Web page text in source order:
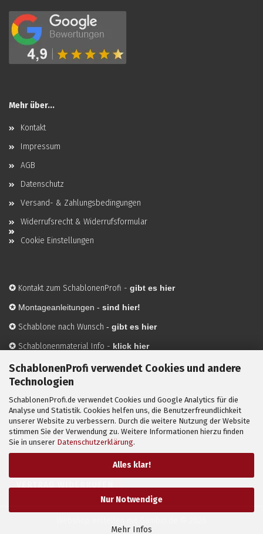
SchablonenProfi verwendet Cookies und andere
Technologien
SchablonenProfi.de verwendet Cookies und Google Analytics für die
Analyse und Statistik. Cookies helfen uns, die Benutzerfreundlichkeit
unserer Website zu verbessern. Durch die weitere Nutzung der Website
stimmen Sie der Verwendung zu. Weitere Informationen hierzu finden
Sie in unserer Datenschutzerklärung.
Alles klar!
Nur Notwendige
Mehr Infos
Mehr über...
Kontakt
Impressum
AGB
Datenschutz
Versand- & Zahlungsbedingungen
Widerrufsrecht & Widerrufsformular
Cookie Einstellungen
✪ Kontakt zum SchablonenProfi - gibt es hier
✪ Montageanleitungen - sind hier!
✪ Schablone nach Wunsch - gibt es hier
✪ Schablonenmaterial Info - klick hier
✪Hersteller-hier mehr Infos
Mit ✪ gekennzeichnete Bilder sind KI-generierte
Anwendungsbeispiele zur Visualisierung der Motive.
© SchablonenProfi.de2026